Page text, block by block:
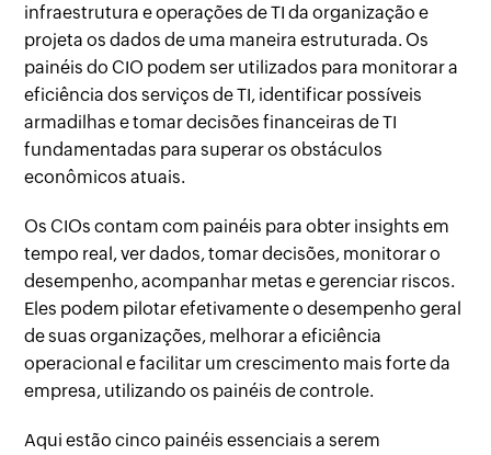
infraestrutura e operações de TI da organização e
projeta os dados de uma maneira estruturada. Os
painéis do CIO podem ser utilizados para monitorar a
eficiência dos serviços de TI, identificar possíveis
armadilhas e tomar decisões financeiras de TI
fundamentadas para superar os obstáculos
econômicos atuais.
Os CIOs contam com painéis para obter insights em
tempo real, ver dados, tomar decisões, monitorar o
desempenho, acompanhar metas e gerenciar riscos.
Eles podem pilotar efetivamente o desempenho geral
de suas organizações, melhorar a eficiência
operacional e facilitar um crescimento mais forte da
empresa, utilizando os painéis de controle.
Aqui estão cinco painéis essenciais a serem